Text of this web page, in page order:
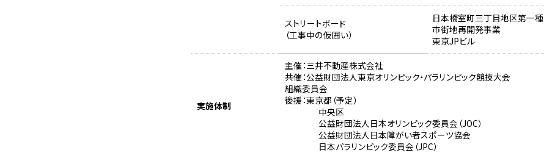
ストリートボード
（工事中の仮囲い）
日本橋室町三丁目地区第一種
市街地再開発事業
東京JPビル
実施体制
主催：三井不動産株式会社
共催：公益財団法人東京オリンピック・パラリンピック競技大会
組織委員会
後援：東京都（予定）
中央区
公益財団法人日本オリンピック委員会（JOC）
公益財団法人日本障がい者スポーツ協会
日本パラリンピック委員会（JPC）